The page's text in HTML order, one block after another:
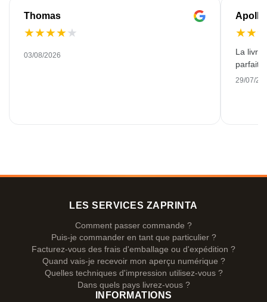
Thomas
★★★★★
03/08/2026
★★
La
29/07/
LES SERVICES ZAPRINTA
Comment passer commande ?
Puis-je commander en tant que particulier ?
Facturez-vous des frais d'emballage ou d'expédition ?
Quand vais-je recevoir mon aperçu numérique ?
Quelles techniques d'impression utilisez-vous ?
Dans quels pays livrez-vous ?
INFORMATIONS